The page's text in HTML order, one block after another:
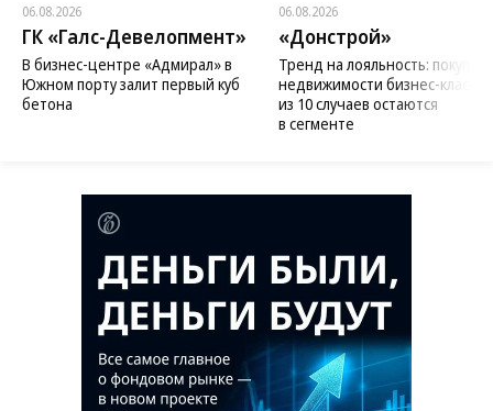
06.08.2026
ГК «Галс-Девелопмент»
В бизнес-центре «Адмирал» в
Южном порту залит первый куб
бетона
06.08.2026
«Донстрой»
Тренд на лояльность:
недвижимости бизнес-класса
из 10 случаев остаются
в сегменте